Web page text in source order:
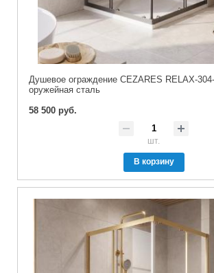
Душевое ограждение CEZARES RELAX-304-
оружейная сталь
58 500 руб.
шт.
В корзину